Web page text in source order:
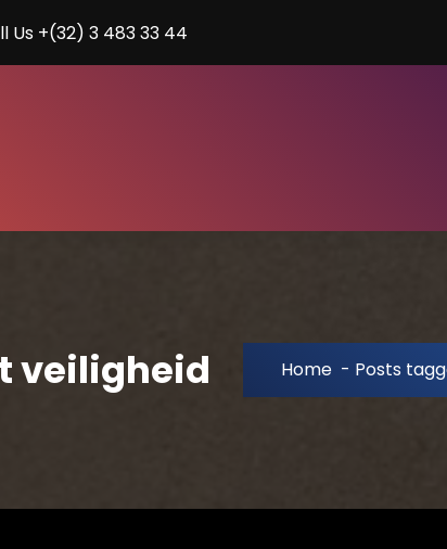
Us +(32) 3 483 33 44
veiligheid Home - Posts